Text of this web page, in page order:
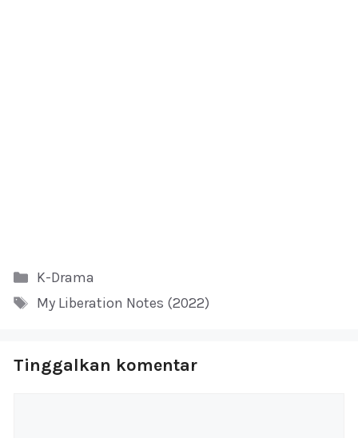
Kategori
K-Drama
Tag
My Liberation Notes (2022)
Tinggalkan komentar